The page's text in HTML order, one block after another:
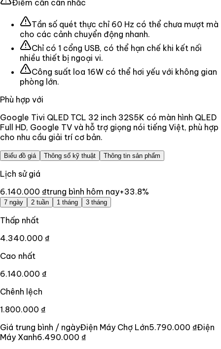
Điểm cần cân nhắc
Tần số quét thực chỉ 60 Hz có thể chưa mượt mà
cho các cảnh chuyển động nhanh.
Chỉ có 1 cổng USB, có thể hạn chế khi kết nối
nhiều thiết bị ngoại vi.
Công suất loa 16W có thể hơi yếu với không gian
phòng lớn.
Phù hợp với
Google Tivi QLED TCL 32 inch 32S5K có màn hình QLED
Full HD, Google TV và hỗ trợ giọng nói tiếng Việt, phù hợp
cho nhu cầu giải trí cơ bản.
Biểu đồ giá Thông số kỹ thuật Thông tin sản phẩm
Lịch sử giá
6.140.000 ₫trung bình hôm nay+33.8%
7 ngày 2 tuần 1 tháng 3 tháng
Thấp nhất
4.340.000 ₫
Cao nhất
6.140.000 ₫
Chênh lệch
1.800.000 ₫
Giá trung bình / ngàyĐiện Máy Chợ Lớn5.790.000 ₫Điện
Máy Xanh6.490.000 ₫